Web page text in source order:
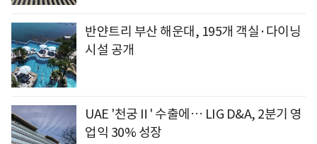
반얀트리 부산 해운대, 195개 객실·다이닝
시설 공개
UAE '천궁Ⅱ' 수출에… LIG D&A, 2분기 영
업익 30% 성장